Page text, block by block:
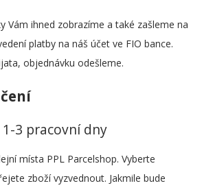
Vám ihned zobrazíme a také zašleme na
platby na náš účet ve FIO bance.
objednávku odešleme.
1-3 pracovní dny
místa PPL Parcelshop. Vyberte
zboží vyzvednout. Jakmile bude